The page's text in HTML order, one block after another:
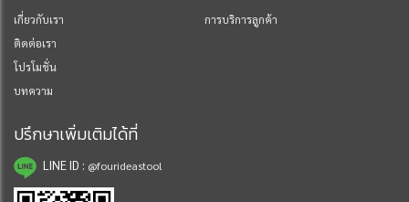
เกี่ยวกับเรา
ติดต่อเรา
โปรโมชั่น
บทความ
การบริการลูกค้า
ปรึกษาเพิ่มเติมได้ที่
LINE ID : @fourideastool